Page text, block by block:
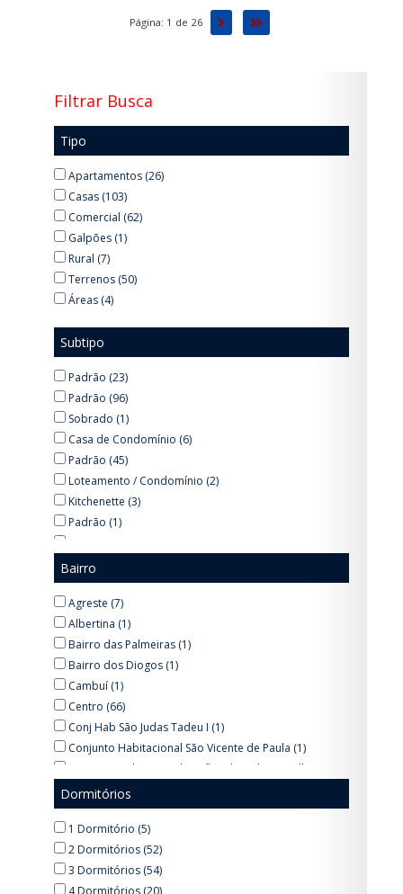
Página: 1 de 26 PróximaÚltima
Filtrar Busca
Tipo
Apartamentos (26)
Casas (103)
Comercial (62)
Galpões (1)
Rural (7)
Terrenos (50)
Áreas (4)
Subtipo
Padrão (23)
Padrão (96)
Sobrado (1)
Casa de Condomínio (6)
Padrão (45)
Loteamento / Condomínio (2)
Kitchenette (3)
Padrão (1)
Loja (1)
Sala (2)
Padrão (7)
Padrão (3)
Barracão (2)
Área de Lazer (1)
Bairro
Agreste (7)
Albertina (1)
Bairro das Palmeiras (1)
Bairro dos Diogos (1)
Cambuí (1)
Centro (66)
Conj Hab São Judas Tadeu I (1)
Conjunto Habitacional São Vicente de Paula (1)
Conjunto Habitacional Virgílio Alves de Carvalho Pinto
(2)
Jardim Bartholomeu Bueno de Miranda (1)
Jardim Bela Vista (5)
Jardim Brasil (2)
Jardim Campos Salles (4)
Dormitórios
1 Dormitório (5)
2 Dormitórios (52)
3 Dormitórios (54)
4 Dormitórios (20)